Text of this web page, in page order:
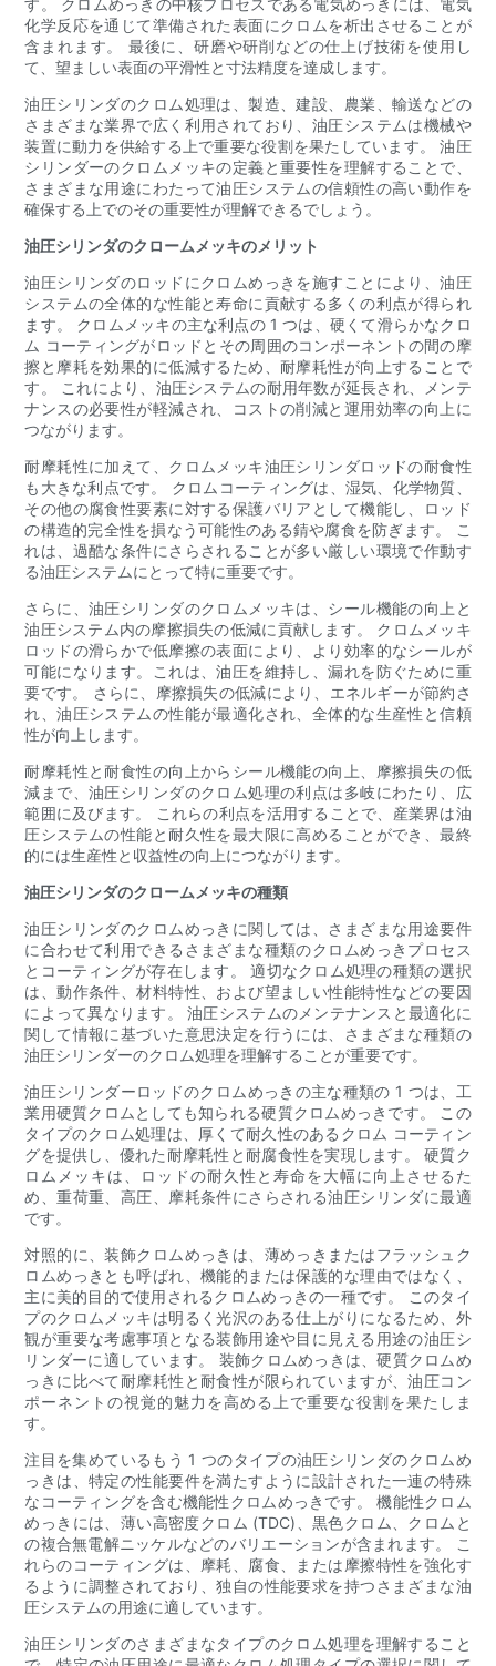
す。 クロムめっきの中核プロセスである電気めっきには、電気
化学反応を通じて準備された表面にクロムを析出させることが
含まれます。 最後に、研磨や研削などの仕上げ技術を使用し
て、望ましい表面の平滑性と寸法精度を達成します。
油圧シリンダのクロム処理は、製造、建設、農業、輸送などの
さまざまな業界で広く利用されており、油圧システムは機械や
装置に動力を供給する上で重要な役割を果たしています。 油圧
シリンダーのクロムメッキの定義と重要性を理解することで、
さまざまな用途にわたって油圧システムの信頼性の高い動作を
確保する上でのその重要性が理解できるでしょう。
油圧シリンダのクロームメッキのメリット
油圧シリンダのロッドにクロムめっきを施すことにより、油圧
システムの全体的な性能と寿命に貢献する多くの利点が得られ
ます。 クロムメッキの主な利点の 1 つは、硬くて滑らかなクロ
ム コーティングがロッドとその周囲のコンポーネントの間の摩
擦と摩耗を効果的に低減するため、耐摩耗性が向上することで
す。 これにより、油圧システムの耐用年数が延長され、メンテ
ナンスの必要性が軽減され、コストの削減と運用効率の向上に
つながります。
耐摩耗性に加えて、クロムメッキ油圧シリンダロッドの耐食性
も大きな利点です。 クロムコーティングは、湿気、化学物質、
その他の腐食性要素に対する保護バリアとして機能し、ロッド
の構造的完全性を損なう可能性のある錆や腐食を防ぎます。 こ
れは、過酷な条件にさらされることが多い厳しい環境で作動す
る油圧システムにとって特に重要です。
さらに、油圧シリンダのクロムメッキは、シール機能の向上と
油圧システム内の摩擦損失の低減に貢献します。 クロムメッキ
ロッドの滑らかで低摩擦の表面により、より効率的なシールが
可能になります。これは、油圧を維持し、漏れを防ぐために重
要です。 さらに、摩擦損失の低減により、エネルギーが節約さ
れ、油圧システムの性能が最適化され、全体的な生産性と信頼
性が向上します。
耐摩耗性と耐食性の向上からシール機能の向上、摩擦損失の低
減まで、油圧シリンダのクロム処理の利点は多岐にわたり、広
範囲に及びます。 これらの利点を活用することで、産業界は油
圧システムの性能と耐久性を最大限に高めることができ、最終
的には生産性と収益性の向上につながります。
油圧シリンダのクロームメッキの種類
油圧シリンダのクロムめっきに関しては、さまざまな用途要件
に合わせて利用できるさまざまな種類のクロムめっきプロセス
とコーティングが存在します。 適切なクロム処理の種類の選択
は、動作条件、材料特性、および望ましい性能特性などの要因
によって異なります。 油圧システムのメンテナンスと最適化に
関して情報に基づいた意思決定を行うには、さまざまな種類の
油圧シリンダーのクロム処理を理解することが重要です。
油圧シリンダーロッドのクロムめっきの主な種類の 1 つは、工
業用硬質クロムとしても知られる硬質クロムめっきです。 この
タイプのクロム処理は、厚くて耐久性のあるクロム コーティン
グを提供し、優れた耐摩耗性と耐腐食性を実現します。 硬質ク
ロムメッキは、ロッドの耐久性と寿命を大幅に向上させるた
め、重荷重、高圧、摩耗条件にさらされる油圧シリンダに最適
です。
対照的に、装飾クロムめっきは、薄めっきまたはフラッシュク
ロムめっきとも呼ばれ、機能的または保護的な理由ではなく、
主に美的目的で使用されるクロムめっきの一種です。 このタイ
プのクロムメッキは明るく光沢のある仕上がりになるため、外
観が重要な考慮事項となる装飾用途や目に見える用途の油圧シ
リンダーに適しています。 装飾クロムめっきは、硬質クロムめ
っきに比べて耐摩耗性と耐食性が限られていますが、油圧コン
ポーネントの視覚的魅力を高める上で重要な役割を果たしま
す。
注目を集めているもう 1 つのタイプの油圧シリンダのクロムめ
っきは、特定の性能要件を満たすように設計された一連の特殊
なコーティングを含む機能性クロムめっきです。 機能性クロム
めっきには、薄い高密度クロム (TDC)、黒色クロム、クロムと
の複合無電解ニッケルなどのバリエーションが含まれます。 こ
れらのコーティングは、摩耗、腐食、または摩擦特性を強化す
るように調整されており、独自の性能要求を持つさまざまな油
圧システムの用途に適しています。
油圧シリンダのさまざまなタイプのクロム処理を理解すること